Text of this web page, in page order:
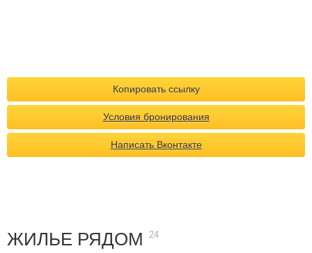
Копировать ссылку
Условия бронирования
Написать Вконтакте
ЖИЛЬЕ РЯДОМ 24